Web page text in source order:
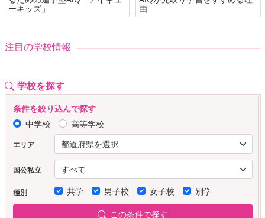
ーキッズ」
由
注目の学校情報
学校を探す
条件を絞り込んで探す
中学校
高等学校
エリア
国公私立
種別 共学 男子校 女子校 別学
この条件で探す